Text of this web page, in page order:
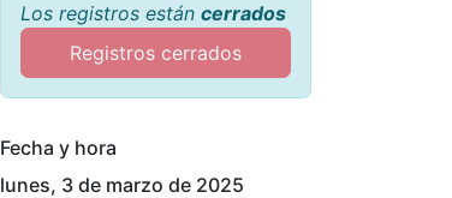
Los registros están cerrados
Registros cerrados
Fecha y hora
lunes, 3 de marzo de 2025